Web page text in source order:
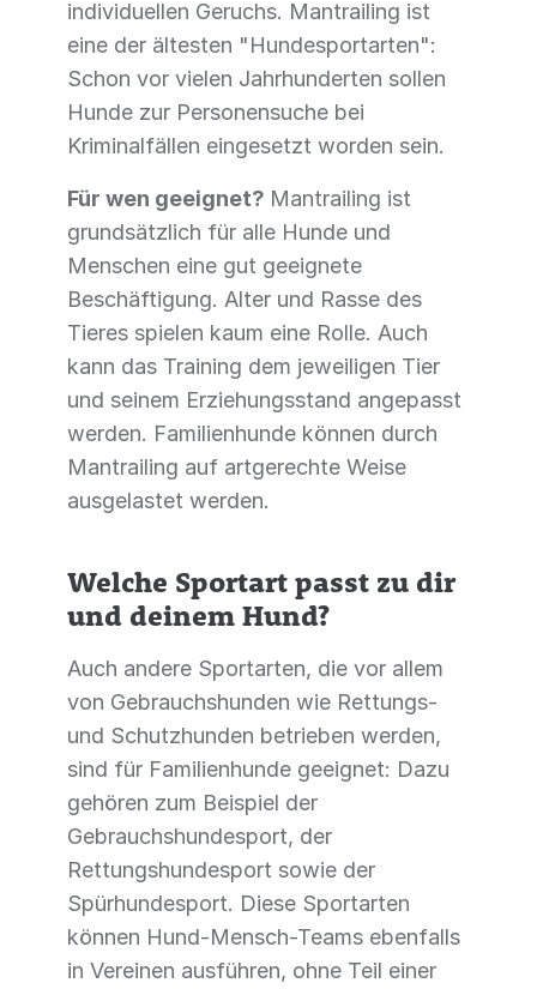
individuellen Geruchs. Mantrailing ist
eine der ältesten "Hundesportarten":
Schon vor vielen Jahrhunderten sollen
Hunde zur Personensuche bei
Kriminalfällen eingesetzt worden sein.
Für wen geeignet? Mantrailing ist
grundsätzlich für alle Hunde und
Menschen eine gut geeignete
Beschäftigung. Alter und Rasse des
Tieres spielen kaum eine Rolle. Auch
kann das Training dem jeweiligen Tier
und seinem Erziehungsstand angepasst
werden. Familienhunde können durch
Mantrailing auf artgerechte Weise
ausgelastet werden.
Welche Sportart passt zu dir
und deinem Hund?
Auch andere Sportarten, die vor allem
von Gebrauchshunden wie Rettungs-
und Schutzhunden betrieben werden,
sind für Familienhunde geeignet: Dazu
gehören zum Beispiel der
Gebrauchshundesport, der
Rettungshundesport sowie der
Spürhundesport. Diese Sportarten
können Hund-Mensch-Teams ebenfalls
in Vereinen ausführen, ohne Teil einer